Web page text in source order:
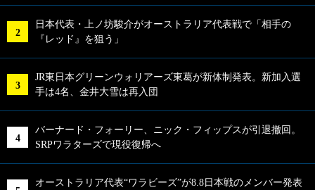
日本代表・上ノ坊駿介がオーストラリア代表戦で「相手の
『レッド』を狙う」
JR東日本グリーンウォリアーズ東葛が新体制発表。新加入選
手は4名、金井大雪は再入団
バーナード・フォーリー、ニック・フィップスが引退撤回。
SRPワラターズで現役復帰へ
オーストラリア代表“ワラビーズ”が8.8日本戦のメンバー発表